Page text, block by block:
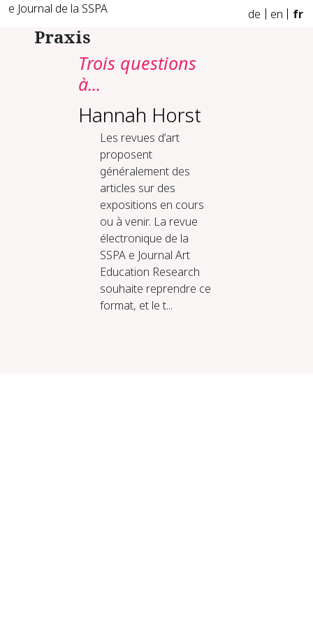
e Journal de la SSPA de en fr
Praxis
Trois questions
à...
Hannah Horst
Les revues d’art
proposent
généralement des
articles sur des
expositions en cours
ou à venir. La revue
électronique de la
SSPA e Journal Art
Education Research
souhaite reprendre ce
format, et le t...